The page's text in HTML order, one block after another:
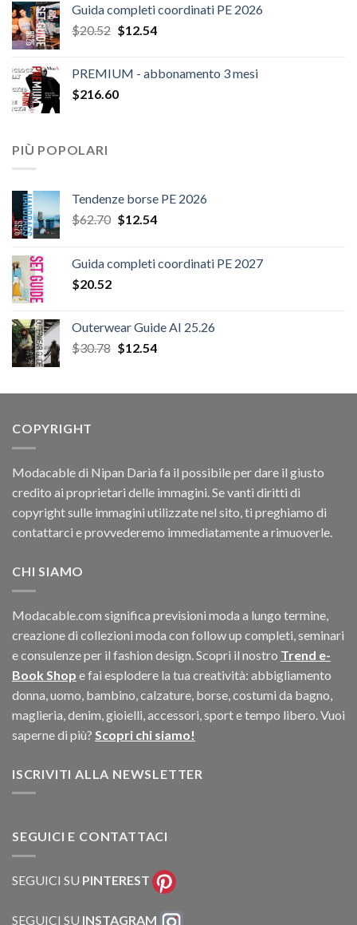
Guida completi coordinati PE 2026
$20.52 Il
era:
$20.52.
$12.54Il
è:
PREMIUM - abbonamento 3 mesi
$216.60
PIÙ POPOLARI
Tendenze borse PE 2026
$62.70 Il
era:
$12.54Il
è:
Guida completi coordinati PE 2027
$20.52
Outerwear Guide AI 25.26
$30.78 Il
era:
$12.54Il
è:
COPYRIGHT
Modacable di Nipan Daria fa il possibile per dare il giusto
credito ai proprietari delle immagini. Se vanti diritti di
copyright sulle immagini utilizzate nel sito, ti preghiamo di
contattarci e provvederemo immediatamente a rimuoverle.
CHI SIAMO
Modacable.com significa previsioni moda a lungo termine,
creazione di collezioni moda con follow up completi, seminari
e consulenze per il fashion design. Scopri il nostro Trend e-
Book Shop e fai esplodere la tua creatività: abbigliamento
donna, uomo, bambino, calzature, borse, costumi da bagno,
maglieria, denim, gioielli, accessori, sport e tempo libero. Vuoi
saperne di più? Scopri chi siamo!
ISCRIVITI ALLA NEWSLETTER
SEGUICI E CONTATTACI
SEGUICI SU PINTEREST
SEGUICI SU INSTAGRAM